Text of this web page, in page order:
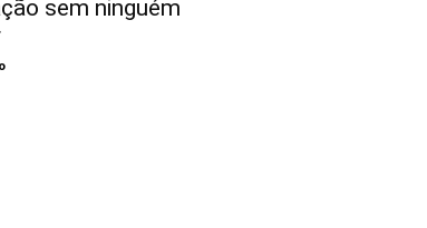
sem ninguém